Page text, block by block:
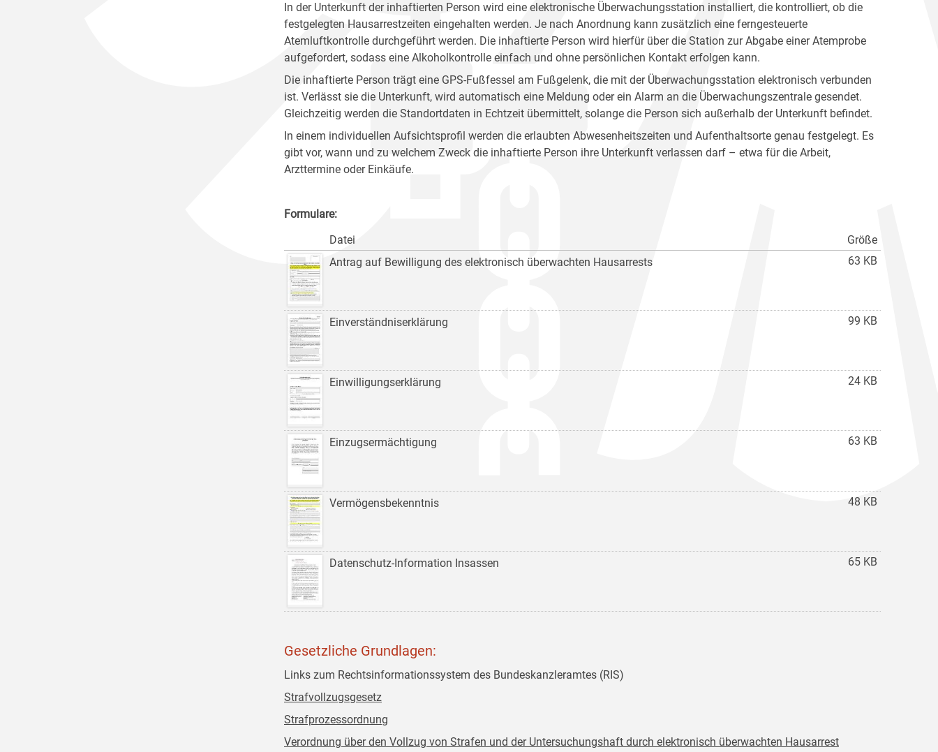
In der Unterkunft der inhaftierten Person wird eine elektronische Überwachungsstation installiert, die kontrolliert, ob die
festgelegten Hausarrestzeiten eingehalten werden. Je nach Anordnung kann zusätzlich eine ferngesteuerte
Atemluftkontrolle durchgeführt werden. Die inhaftierte Person wird hierfür über die Station zur Abgabe einer Atemprobe
aufgefordert, sodass eine Alkoholkontrolle einfach und ohne persönlichen Kontakt erfolgen kann.
Die inhaftierte Person trägt eine GPS-Fußfessel am Fußgelenk, die mit der Überwachungsstation elektronisch verbunden
ist. Verlässt sie die Unterkunft, wird automatisch eine Meldung oder ein Alarm an die Überwachungszentrale gesendet.
Gleichzeitig werden die Standortdaten in Echtzeit übermittelt, solange die Person sich außerhalb der Unterkunft befindet.
In einem individuellen Aufsichtsprofil werden die erlaubten Abwesenheitszeiten und Aufenthaltsorte genau festgelegt. Es
gibt vor, wann und zu welchem Zweck die inhaftierte Person ihre Unterkunft verlassen darf – etwa für die Arbeit,
Arzttermine oder Einkäufe.
Formulare:
Größe
Datei
63 KB
Antrag auf Bewilligung des elektronisch überwachten Hausarrests
99 KB
Einverständniserklärung
24 KB
Einwilligungserklärung
63 KB
Einzugsermächtigung
48 KB
Vermögensbekenntnis
65 KB
Datenschutz-Information Insassen
Gesetzliche Grundlagen:
Links zum Rechtsinformationssystem des Bundeskanzleramtes (RIS)
Strafvollzugsgesetz
Strafprozessordnung
Verordnung über den Vollzug von Strafen und der Untersuchungshaft durch elektronisch überwachten Hausarrest